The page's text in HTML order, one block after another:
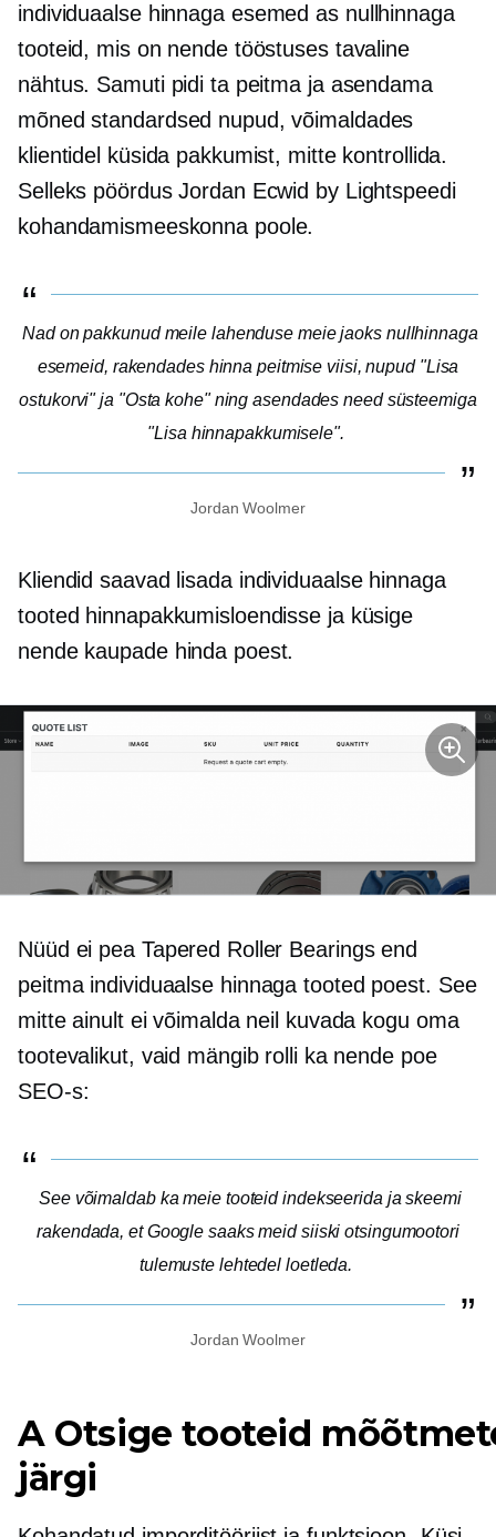
individuaalse hinnagaesemed as nullhinnaga
tooteid, mis on nende tööstuses tavaline
nähtus. Samuti pidi ta peitma ja asendama
mõned standardsed nupud, võimaldades
klientidel küsida pakkumist, mitte kontrollida.
Selleks pöördus Jordan Ecwid by Lightspeedi
kohandamismeeskonna poole.
Nad on pakkunud meile lahenduse meie jaoks nullhinnaga
esemeid, rakendades hinna peitmise viisi, nupud "Lisa
ostukorvi" ja "Osta kohe" ning asendades need süsteemiga
"Lisa hinnapakkumisele".
Jordan Woolmer
Kliendid saavad lisada individuaalse hinnaga
tooted hinnapakkumisloendisse ja küsige
nende kaupade hinda poest.
Nüüd ei pea Tapered Roller Bearings end
peitma individuaalse hinnaga tooted poest. See
mitte ainult ei võimalda neil kuvada kogu oma
tootevalikut, vaid mängib rolli ka nende poe
SEO-s:
See võimaldab ka meie tooteid indekseerida ja skeemi
rakendada, et Google saaks meid siiski otsingumootori
tulemuste lehtedel loetleda.
Jordan Woolmer
A Otsige tooteid
järgi